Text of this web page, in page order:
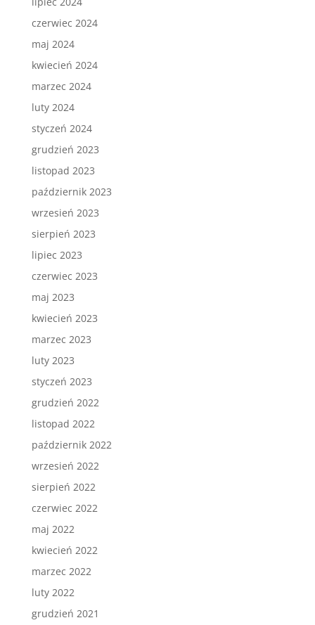
czerwiec 2024
maj 2024
kwiecień 2024
marzec 2024
luty 2024
styczeń 2024
grudzień 2023
listopad 2023
październik 2023
wrzesień 2023
sierpień 2023
lipiec 2023
czerwiec 2023
maj 2023
kwiecień 2023
marzec 2023
luty 2023
styczeń 2023
grudzień 2022
listopad 2022
październik 2022
wrzesień 2022
sierpień 2022
czerwiec 2022
maj 2022
kwiecień 2022
marzec 2022
luty 2022
grudzień 2021